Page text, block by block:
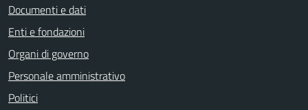
Documenti e dati
Enti e fondazioni
Organi di governo
Personale amministrativo
Politici